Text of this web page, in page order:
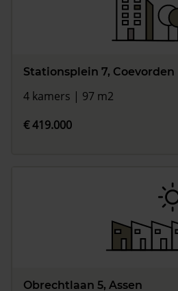
Stationsplein 7, Coevorden
4 kamers | 97 m2
€ 419.000
Obrechtlaan 5, Assen